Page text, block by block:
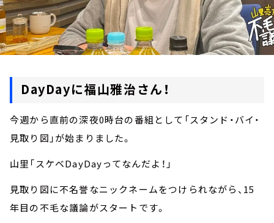
DayDayに福山雅治さん！
今週から直前の深夜0時台の番組として「スタンド・バイ・
見取り図」が始まりました。
山里「スケベDayDayってなんだよ！」
見取り図に不名誉なニックネームをつけられながら、15
年目の不毛な議論がスタートです。